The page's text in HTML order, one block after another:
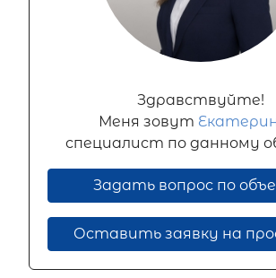
Здравствуйте!
Меня зовут
специалист по данному
Задать вопрос по
Оставить заявку на